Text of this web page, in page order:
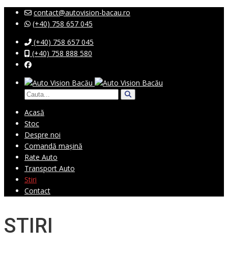
contact@autovision-bacau.ro
(+40) 758 657 045
(+40) 758 657 045
(+40) 758 888 580
Acasă
Stoc
Despre noi
Comandă mașină
Rate Auto
Transport Auto
Stiri
Contact
STIRI